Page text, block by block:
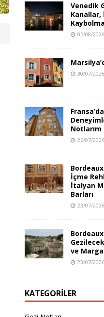
Venedik
Kanallar,
05/08/2026
30/07/2026
Notlarım
26/07/2026
İçme
İtalyan
Barları
23/07/2026
ve
23/07/2026
KATEGORILER